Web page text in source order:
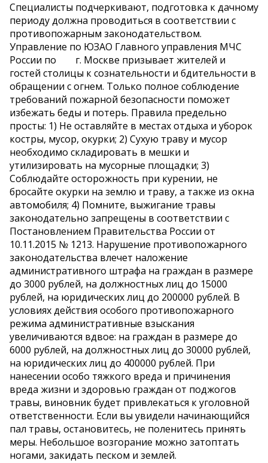
Специалисты подчеркивают, подготовка к дачному
периоду должна проводиться в соответствии с
противопожарным законодательством.
Управление по ЮЗАО Главного управления МЧС
России по г. Москве призывает жителей и
гостей столицы к сознательности и бдительности в
обращении с огнем. Только полное соблюдение
требований пожарной безопасности поможет
избежать беды и потерь. Правила предельно
просты: 1) Не оставляйте в местах отдыха и уборок
костры, мусор, окурки; 2) Сухую траву и мусор
необходимо складировать в мешки и
утилизировать на мусорные площадки; 3)
Соблюдайте осторожность при курении, не
бросайте окурки на землю и траву, а также из окна
автомобиля; 4) Помните, выжигание травы
законодательно запрещены в соответствии с
Постановлением Правительства России от
10.11.2015 № 1213. Нарушение противопожарного
законодательства влечет наложение
административного штрафа на граждан в размере
до 3000 рублей, на должностных лиц до 15000
рублей, на юридических лиц до 200000 рублей. В
условиях действия особого противопожарного
режима административные взыскания
увеличиваются вдвое: на граждан в размере до
6000 рублей, на должностных лиц до 30000 рублей,
на юридических лиц до 400000 рублей. При
нанесении особо тяжкого вреда и причинения
вреда жизни и здоровью граждан от поджогов
травы, виновник будет привлекаться к уголовной
ответственности. Если вы увидели начинающийся
пал травы, остановитесь, не поленитесь принять
меры. Небольшое возгорание можно затоптать
ногами, закидать песком и землей.